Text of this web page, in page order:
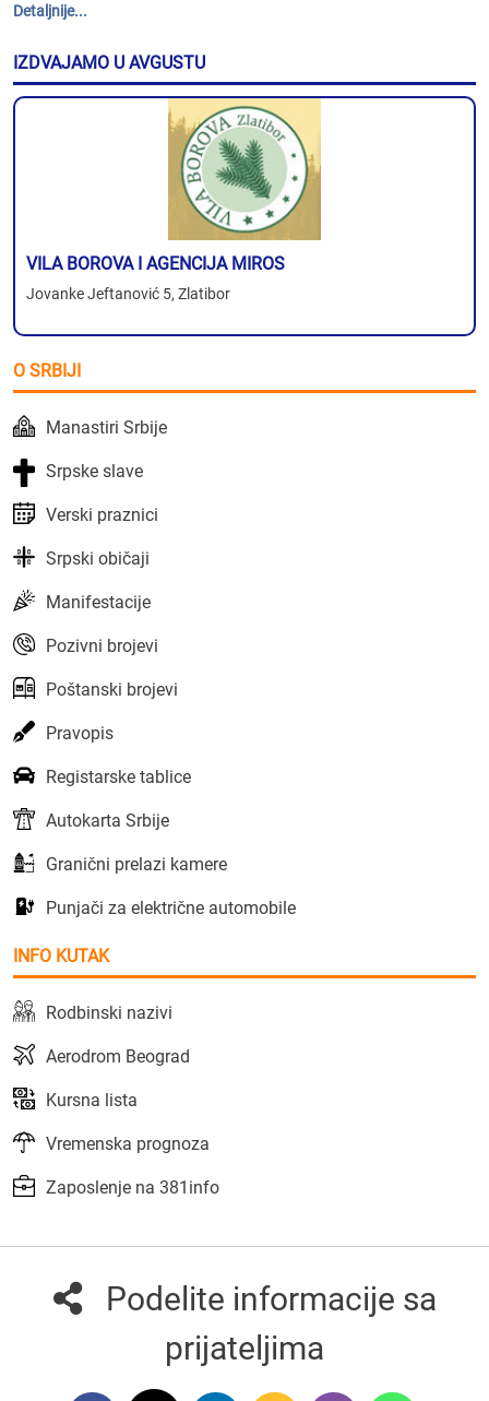
Detaljnije...
IZDVAJAMO U AVGUSTU
VILA BOROVA I AGENCIJA MIROS
Jovanke Jeftanović 5, Zlatibor
O SRBIJI
Manastiri Srbije
Srpske slave
Verski praznici
Srpski običaji
Manifestacije
Pozivni brojevi
Poštanski brojevi
Pravopis
Registarske tablice
Autokarta Srbije
Granični prelazi kamere
Punjači za električne automobile
INFO KUTAK
Rodbinski nazivi
Aerodrom Beograd
Kursna lista
Vremenska prognoza
Zaposlenje na 381info
Podelite informacije sa
prijateljima